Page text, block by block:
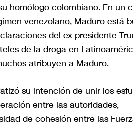
homólogo colombiano. En un
venezolano, Maduro está
del ex presidente
de la droga en
atribuyen a Maduro.
su intención de unir los
entre las autoridades,
de cohesión entre las